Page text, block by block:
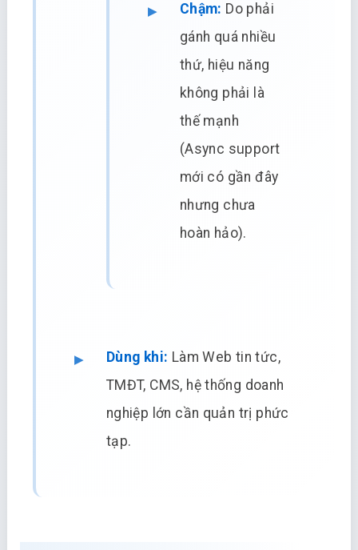
Chậm: Do phải
gánh quá nhiều
thứ, hiệu năng
không phải là
thế mạnh
(Async support
mới có gần đây
nhưng chưa
hoàn hảo).
Dùng khi: Làm Web tin tức,
TMĐT, CMS, hệ thống doanh
nghiệp lớn cần quản trị phức
tạp.